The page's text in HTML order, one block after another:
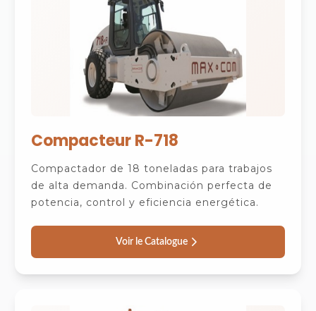
Compacteur R-718
Compactador de 18 toneladas para trabajos
de alta demanda. Combinación perfecta de
potencia, control y eficiencia energética.
Voir le Catalogue